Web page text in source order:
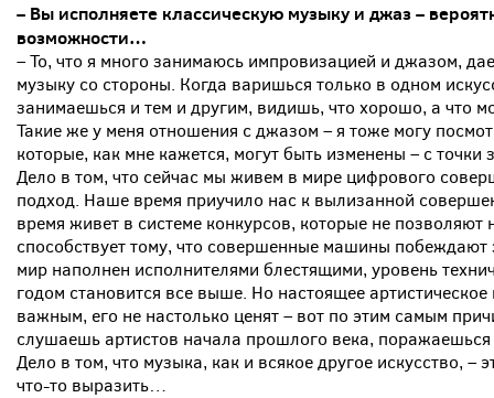
– Вы исполняете классическую музыку и джаз –
возможности…
– То, что я много занимаюсь импровизацией и джазом,
музыку со стороны. Когда варишься только в одном
занимаешься и тем и другим, видишь, что хорошо, а что
Такие же у меня отношения с джазом – я тоже могу
которые, как мне кажется, могут быть изменены – с точки
Дело в том, что сейчас мы живем в мире цифрового
подход. Наше время приучило нас к вылизанной
время живет в системе конкурсов, которые не позволяют
способствует тому, что совершенные машины побеждают
мир наполнен исполнителями блестящими, уровень
годом становится все выше. Но настоящее
важным, его не настолько ценят – вот по этим самым
слушаешь артистов начала прошлого века,
Дело в том, что музыка, как и всякое другое искусство, –
что-то выразить…